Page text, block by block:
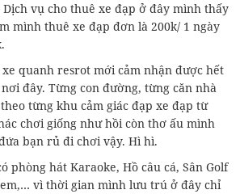
vụ cho thuê xe đạp ở đây mình thấy
mình thuê xe đạp đơn là 200k/ 1 ngày
quanh resrot mới cảm nhận được hết
đây. Từng con đường, từng căn nhà
từng khu cảm giác đạp xe đạp từ
chơi giống như hồi còn thơ ấu mình
bạn rủ đi chơi vậy. Hì hì.
phòng hát Karaoke, Hồ câu cá, Sân Golf
vì thời gian mình lưu trú ở đây chỉ